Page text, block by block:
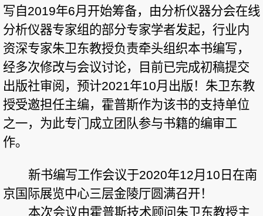
写自2019年6月开始筹备，由分析仪器分会在线
分析仪器专家组的部分专家学者发起，行业内
资深专家朱卫东教授负责牵头组织本书编写，
经多次修改与会议讨论，目前已完成初稿提交
出版社审阅，预计2021年10月出版！朱卫东教
授受邀担任主编，霍普斯作为该书的支持单位
之一，为此专门成立团队参与书籍的编审工
作。
新书编写工作会议于2020年12月 10 日在南
京国际展览中心三层金陵厅圆满召开！
本次会议由霍普斯技术顾问朱卫东教授主